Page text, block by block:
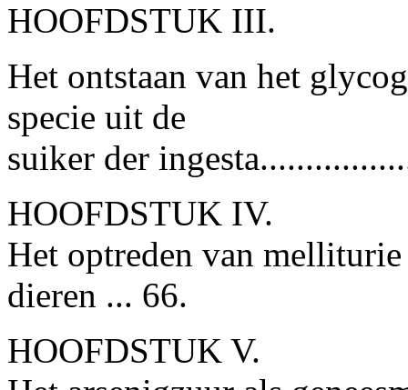
HOOFDSTUK III.
Het ontstaan van het
specie uit de
suiker der
HOOFDSTUK IV.
Het optreden van
dieren ... 66.
HOOFDSTUK V.